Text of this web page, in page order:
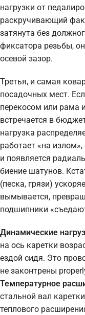
нагрузки от
раскручивающий
затянута без
фиксатора резьбы,
осевой зазор.
Третья, и самая
посадочных мест.
перекосом или рама
встречается в
нагрузка
работает «на
и появляется
биение шатунов.
(песка, грязи)
вымывается,
подшипники
Динамические
на ось каретки
ездой сидя. Это
не законтрены
Температурное
стальной вал
теплового